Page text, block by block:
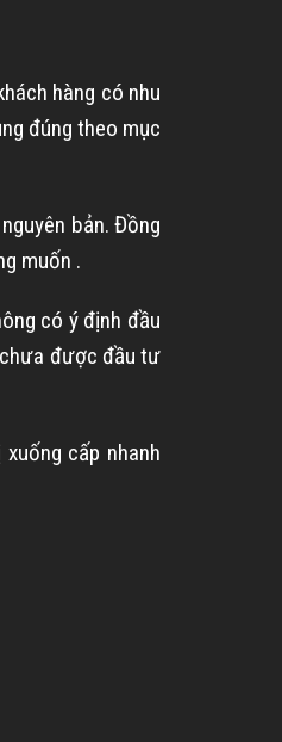
hàng có nhu
đúng theo mục
bản. Đồng
muốn .
có ý định đầu
được đầu tư
cấp nhanh